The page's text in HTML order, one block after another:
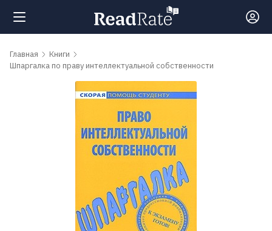
Поиск
обсуждаемые
Главная
Книги
Шпаргалка по праву интеллектуальной собственности